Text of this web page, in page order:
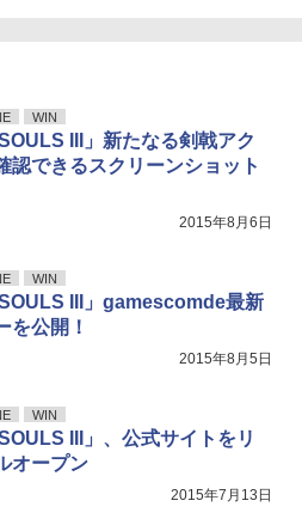
WIN
III」新たなる剣戟アク
認できるスクリーンショット
2015年8月6日
WIN
III」gamescomde最新
を公開！
2015年8月5日
WIN
III」、公式サイトをリ
オープン
2015年7月13日